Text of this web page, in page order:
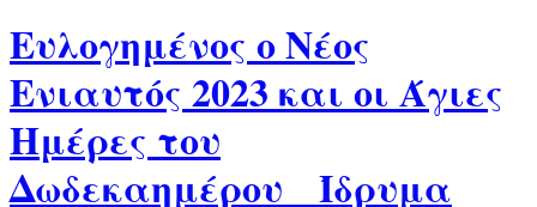
Ευλογημένος ο Νέος
Ενιαυτός 2023 και οι Άγιες
Ημέρες του
Δωδεκαημέρου Ίδρυμα